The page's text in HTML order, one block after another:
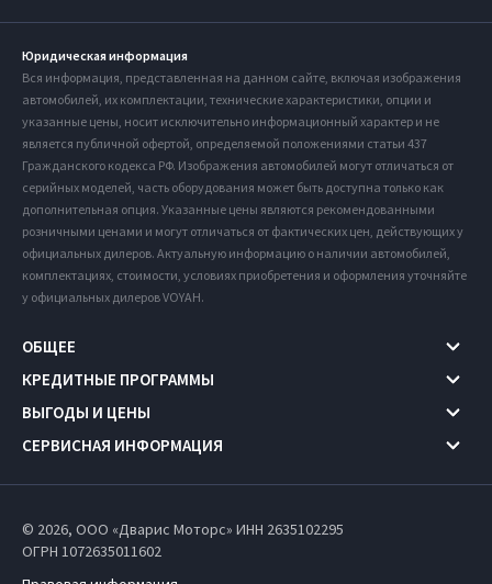
Юридическая информация
Вся информация, представленная на данном сайте, включая изображения
автомобилей, их комплектации, технические характеристики, опции и
указанные цены, носит исключительно информационный характер и не
является публичной офертой, определяемой положениями статьи 437
Гражданского кодекса РФ. Изображения автомобилей могут отличаться от
серийных моделей, часть оборудования может быть доступна только как
дополнительная опция. Указанные цены являются рекомендованными
розничными ценами и могут отличаться от фактических цен, действующих у
официальных дилеров. Актуальную информацию о наличии автомобилей,
комплектациях, стоимости, условиях приобретения и оформления уточняйте
у официальных дилеров VOYAH.
ОБЩЕЕ
КРЕДИТНЫЕ ПРОГРАММЫ
ВЫГОДЫ И ЦЕНЫ
СЕРВИСНАЯ ИНФОРМАЦИЯ
© 2026, ООО «Дварис Моторс» ИНН 2635102295
ОГРН 1072635011602